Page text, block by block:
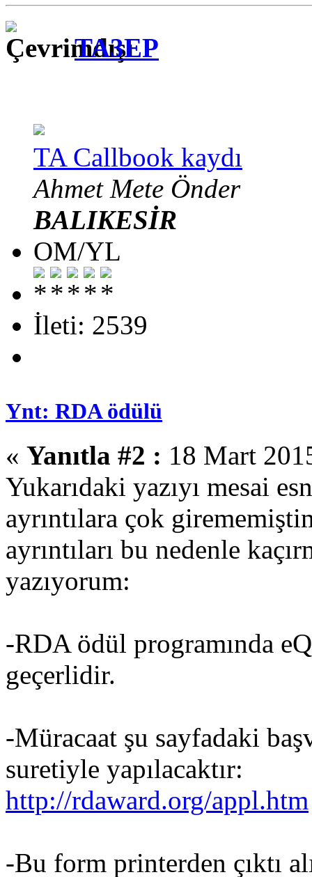
TA3EP
TA Callbook kaydı
Ahmet Mete Önder
BALIKESİR
OM/YL
İleti: 2539
Ynt: RDA ödülü
« Yanıtla #2 : 18 Mart
Yukarıdaki yazıyı mesai
ayrıntılara çok
ayrıntıları bu nedenle
yazıyorum:
-RDA ödül programında
geçerlidir.
-Müracaat şu sayfadaki
suretiyle yapılacaktır:
http://rdaward.org/appl.htm
-Bu form printerden çıktı